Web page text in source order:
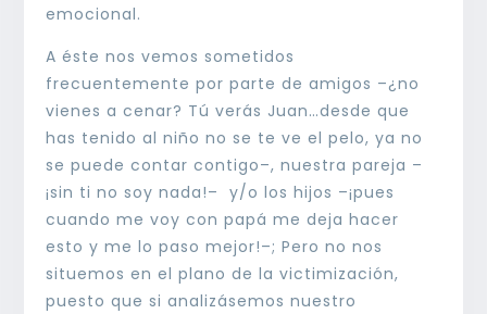
emocional.
A éste nos vemos sometidos
frecuentemente por parte de amigos –¿no
vienes a cenar? Tú verás Juan…desde que
has tenido al niño no se te ve el pelo, ya no
se puede contar contigo–, nuestra pareja –
¡sin ti no soy nada!– y/o los hijos –¡pues
cuando me voy con papá me deja hacer
esto y me lo paso mejor!–; Pero no nos
situemos en el plano de la victimización,
puesto que si analizásemos nuestro